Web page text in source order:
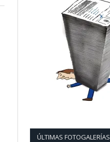
ÚLTIMAS FOTOGALERÍAS